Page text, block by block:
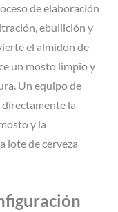
de elaboración
ebullición y
el almidón de
un mosto limpio y
Un equipo de
directamente la
y la
lote de cerveza